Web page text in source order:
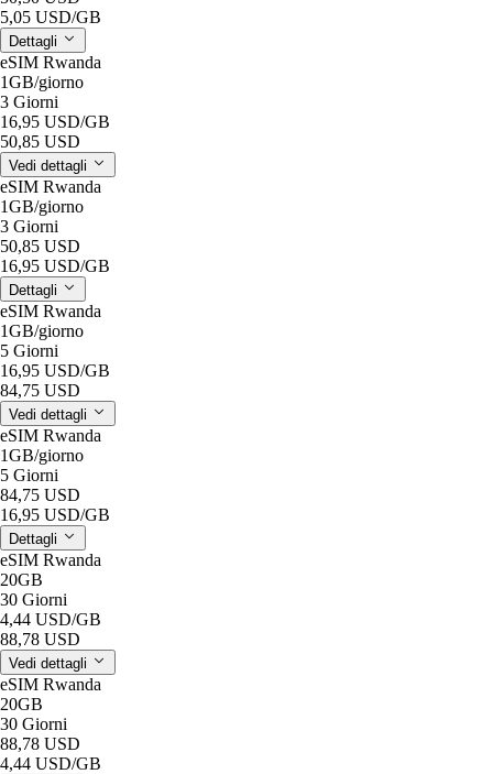
5,05 USD/GB
Dettagli
eSIM Rwanda
1GB/giorno
3 Giorni
16,95 USD/GB
50,85 USD
Vedi dettagli
eSIM Rwanda
1GB/giorno
3 Giorni
50,85 USD
16,95 USD/GB
Dettagli
eSIM Rwanda
1GB/giorno
5 Giorni
16,95 USD/GB
84,75 USD
Vedi dettagli
eSIM Rwanda
1GB/giorno
5 Giorni
84,75 USD
16,95 USD/GB
Dettagli
eSIM Rwanda
20GB
30 Giorni
4,44 USD/GB
88,78 USD
Vedi dettagli
eSIM Rwanda
20GB
30 Giorni
88,78 USD
4,44 USD/GB